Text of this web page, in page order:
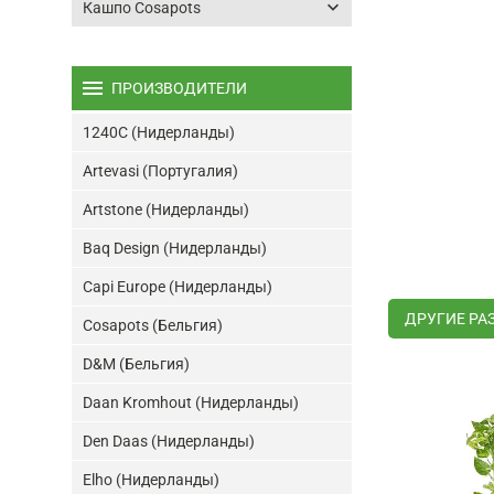
ДРУГИЕ
Кашпо Cosapots keyboard_arrow_down
menu ПРОИЗВОДИТЕЛИ
1240C (Нидерланды)
Artevasi (Португалия)
Artstone (Нидерланды)
Baq Design (Нидерланды)
Capi Europe (Нидерланды)
Cosapots (Бельгия)
D&M (Бельгия)
Daan Kromhout (Нидерланды)
Den Daas (Нидерланды)
Elho (Нидерланды)